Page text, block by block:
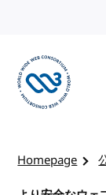
Homepage